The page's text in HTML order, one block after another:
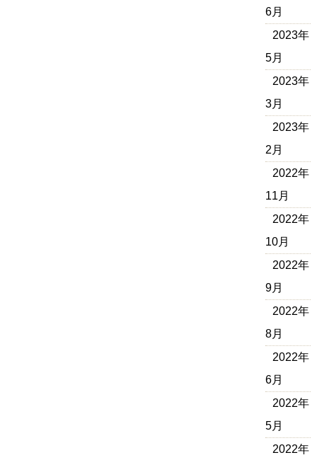
6月
2023年
5月
2023年
3月
2023年
2月
2022年
11月
2022年
10月
2022年
9月
2022年
8月
2022年
6月
2022年
5月
2022年